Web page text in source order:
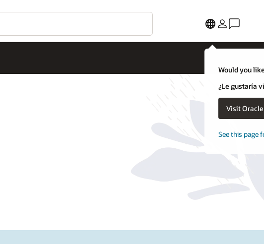
Would you
¿Le gustaría
Visit
See this page